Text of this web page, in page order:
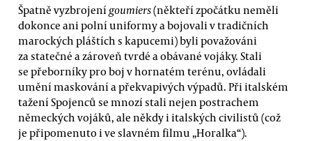
Špatně vyzbrojení goumiers(někteří zpočátku neměli
dokonce ani polní uniformy a bojovali v tradičních
marockých pláštích s kapucemi) byli považováni
za statečné a zároveň tvrdé a obávané vojáky. Stali
se přeborníky pro boj v hornatém terénu, ovládali
umění maskování a překvapivých výpadů. Při italském
tažení Spojenců se mnozí stali nejen postrachem
německých vojáků, ale někdy i italských civilistů (což
je připomenuto i ve slavném filmu „Horalka“).